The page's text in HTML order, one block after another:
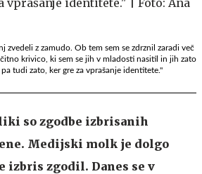
zvedeli z zamudo. Ob tem sem se zdrznil zaradi več
krivico, ki sem se jih v mladosti nasitil in jih zato
tudi zato, ker gre za vprašanje identitete."
so zgodbe izbrisanih
Medijski molk je dolgo
izbris zgodil. Danes se v